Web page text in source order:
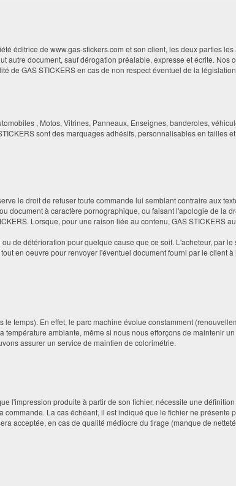
éditrice de www.gas-stickers.com et son client, les deux parties
autre document, sauf dérogation préalable, expresse et écrite. Nos
de GAS STICKERS en cas de non respect éventuel de la
, Motos, Vitrines, Panneaux, Enseignes, banderoles,
sont des marquages adhésifs, personnalisables en tailles
le droit de refuser toute commande lui semblant contraire aux
document à caractère pornographique, ou faisant l'apologie de la
Lorsque, pour une raison liée au contenu, GAS STICKERS
de détérioration pour quelque cause que ce soit. L'acheteur, par le
en oeuvre pour renvoyer l'éventuel document fourni par le client à
temps). En effet, le parc machine évolue constamment
ambiante, même si nous nous efforçons de maintenir
assurer un service de maintien de colorimétrie.
l'impression produite à partir de son fichier, nécessite une
La cas échéant, il est indiqué que le fichier ne présente
acceptée, en cas de qualité médiocre du tirage (manque de